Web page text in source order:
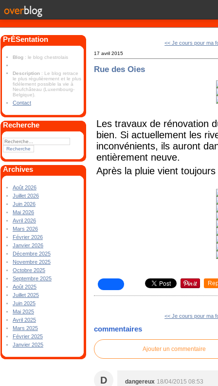
PrÉSentation
Blog : le blog chestrolais
Description : Le blog retrace
le plus régulièrement et le plus
fidèlement possible la vie à
Neufchâteau (Luxembourg-
Belgique).
Contact
Recherche
Archives
Août 2026
Juillet 2026
Juin 2026
Mai 2026
Avril 2026
Mars 2026
Février 2026
Janvier 2026
Décembre 2025
Novembre 2025
Octobre 2025
Septembre 2025
Août 2025
Juillet 2025
Juin 2025
Mai 2025
Avril 2025
Mars 2025
Février 2025
Janvier 2025
<< Je cours pour ma
17 avril 2015
Rue des Oies
Les travaux de rénovation
bien. Si actuellement les
inconvénients, ils auront
entièrement neuve.
Après la pluie vient
<< Je cours pour ma
commentaires
Ajouter un commentaire
D dangereux 18/04/2015 08:53